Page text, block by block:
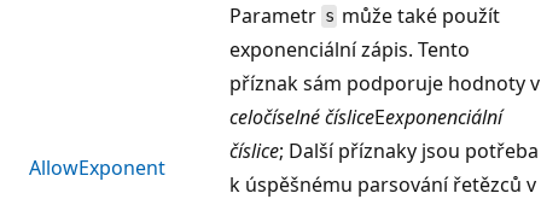
AllowExponent
Parametr s může také použít
exponenciální zápis. Tento
příznak sám podporuje hodnoty v
celočíselné čísliceEexponenciální
číslice; Další příznaky jsou potřeba
k úspěšnému parsování řetězců v